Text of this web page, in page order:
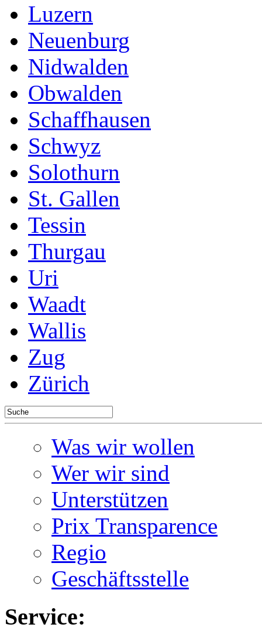
Luzern
Neuenburg
Nidwalden
Obwalden
Schaffhausen
Schwyz
Solothurn
St. Gallen
Tessin
Thurgau
Uri
Waadt
Wallis
Zug
Zürich
Was wir wollen
Wer wir sind
Unterstützen
Prix Transparence
Regio
Geschäftsstelle
Service: